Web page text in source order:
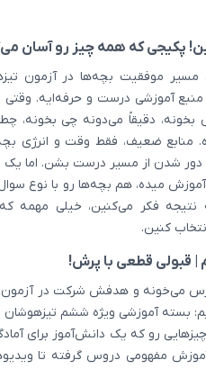
پکیجی که همه چیز رو آسان
مسیر موفقیت بچه‌ها در آزمون
آموزشی درست و حرفه‌ایه. وقتی
دقیقاً می‌دونه چی بخونه،
منابع ضعیف، فقط وقت و انرژی
شدن از مسیر درست بشن. اما یک
میده، هم بچه‌ها رو با نوع
نتیجه فکر می‌کنین، خیلی مهمه
کنین.
قبولی قطعی با پرش!
می‌خونه و هدفش شرکت در آزمون
بسته آموزشی ویژه ششم
رو که یک دانش‌آموز برای
آموزش مفهومی دروس گرفته تا